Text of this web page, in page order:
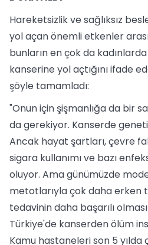
Hareketsizlik ve sağlıksız
yol açan önemli etkenler
bunların en çok da
kanserine yol açtığını ifade
şöyle tamamladı:
"Onun için şişmanlığa da bir
da gerekiyor. Kanserde
Ancak hayat şartları, çevre
sigara kullanımı ve bazı
oluyor. Ama günümüzde
metotlarıyla çok daha erken
tedavinin daha başarılı
Türkiye'de kanserden ölüm
Kamu hastaneleri son 5 yılda